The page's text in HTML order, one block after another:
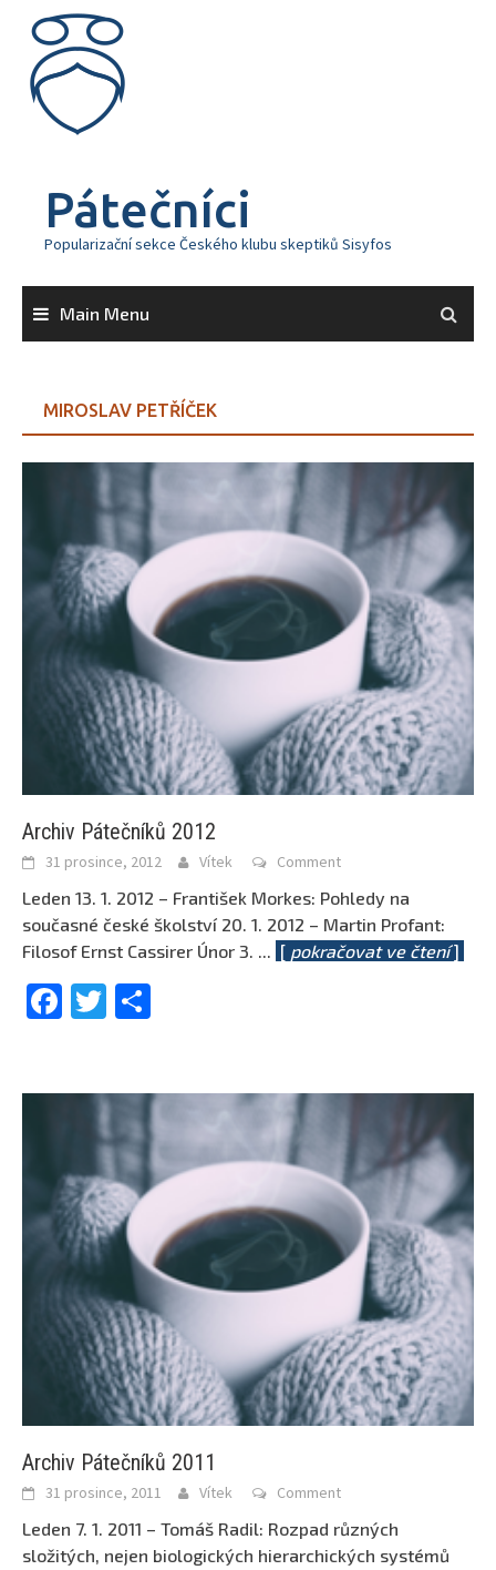
content
Pátečníci
Popularizační sekce Českého klubu skeptiků Sisyfos
Main Menu
MIROSLAV PETŘÍČEK
Archiv Pátečníků 2012
31 prosince, 2012 Vítek Comment
Leden 13. 1. 2012 – František Morkes: Pohledy na
současné české školství 20. 1. 2012 – Martin Profant:
Filosof Ernst Cassirer Únor 3. ... [ pokračovat ve čtení]
Facebook
Twitter
Archiv Pátečníků 2011
31 prosince, 2011 Vítek Comment
Leden 7. 1. 2011 – Tomáš Radil: Rozpad různých
složitých, nejen biologických hierarchických systémů